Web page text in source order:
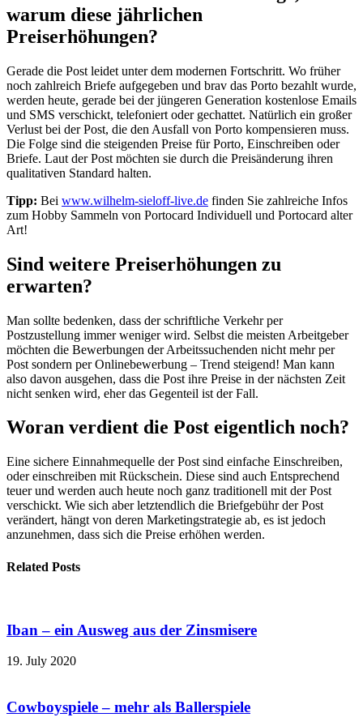
warum diese jährlichen
Preiserhöhungen?
Gerade die Post leidet unter dem modernen Fortschritt. Wo früher
noch zahlreich Briefe aufgegeben und brav das Porto bezahlt wurde,
werden heute, gerade bei der jüngeren Generation kostenlose Emails
und SMS verschickt, telefoniert oder gechattet. Natürlich ein großer
Verlust bei der Post, die den Ausfall von Porto kompensieren muss.
Die Folge sind die steigenden Preise für Porto, Einschreiben oder
Briefe. Laut der Post möchten sie durch die Preisänderung ihren
qualitativen Standard halten.
Tipp: Bei www.wilhelm-sieloff-live.de finden Sie zahlreiche Infos
zum Hobby Sammeln von Portocard Individuell und Portocard alter
Art!
Sind weitere Preiserhöhungen zu
erwarten?
Man sollte bedenken, dass der schriftliche Verkehr per
Postzustellung immer weniger wird. Selbst die meisten Arbeitgeber
möchten die Bewerbungen der Arbeitssuchenden nicht mehr per
Post sondern per Onlinebewerbung – Trend steigend! Man kann
also davon ausgehen, dass die Post ihre Preise in der nächsten Zeit
nicht senken wird, eher das Gegenteil ist der Fall.
Woran verdient die Post eigentlich noch?
Eine sichere Einnahmequelle der Post sind einfache Einschreiben,
oder einschreiben mit Rückschein. Diese sind auch Entsprechend
teuer und werden auch heute noch ganz traditionell mit der Post
verschickt. Wie sich aber letztendlich die Briefgebühr der Post
verändert, hängt von deren Marketingstrategie ab, es ist jedoch
anzunehmen, dass sich die Preise erhöhen werden.
Related Posts
Iban – ein Ausweg aus der Zinsmisere
19. July 2020
Cowboyspiele – mehr als Ballerspiele